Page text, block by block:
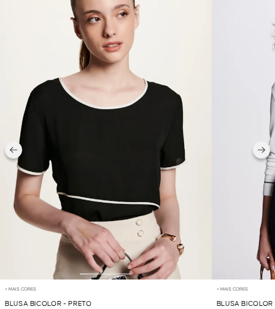
+ MAIS CORES
BLUSA BICOLOR - PRETO
+ MAIS CORES
BLUSA